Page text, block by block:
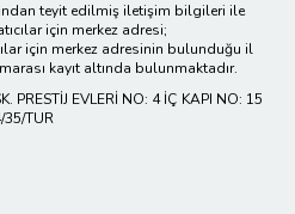
teyit edilmiş iletişim bilgileri ile
için merkez adresi;
için merkez adresinin bulunduğu il
kayıt altında bulunmaktadır.
PRESTİJ EVLERİ NO: 4 İÇ KAPI NO: 15
35/TUR